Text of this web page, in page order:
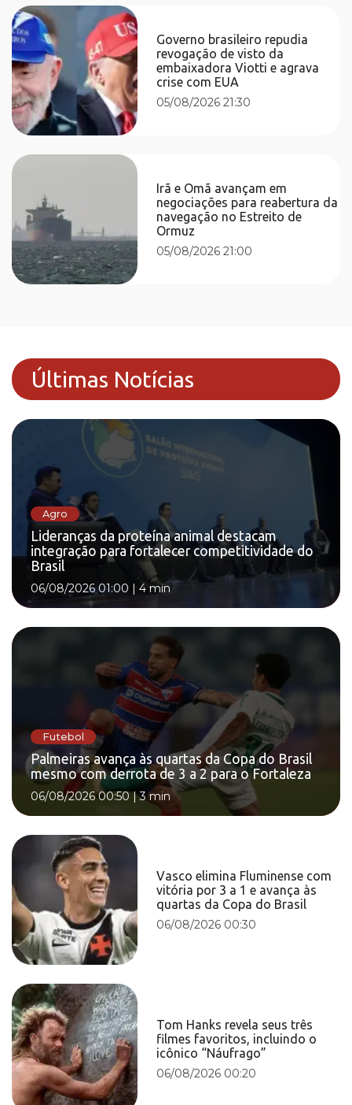
Governo brasileiro repudia
revogação de visto da
embaixadora Viotti e agrava
crise com EUA
05/08/2026 21:30
Irã e Omã avançam em
negociações para reabertura da
navegação no Estreito de
Ormuz
05/08/2026 21:00
Últimas Notícias
Agro
Lideranças da proteína animal destacam
integração para fortalecer competitividade do
Brasil
06/08/2026 01:00 | 4 min
Futebol
Palmeiras avança às quartas da Copa do Brasil
mesmo com derrota de 3 a 2 para o Fortaleza
06/08/2026 00:50|3 min
Vasco elimina Fluminense com
vitória por 3 a 1 e avança às
quartas da Copa do Brasil
06/08/2026 00:30
Tom Hanks revela seus três
filmes favoritos, incluindo o
icônico “Náufrago”
06/08/2026 00:20